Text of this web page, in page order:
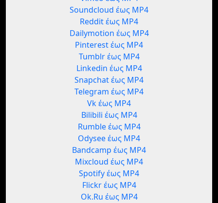
Soundcloud έως MP4
Reddit έως MP4
Dailymotion έως MP4
Pinterest έως MP4
Tumblr έως MP4
Linkedin έως MP4
Snapchat έως MP4
Telegram έως MP4
Vk έως MP4
Bilibili έως MP4
Rumble έως MP4
Odysee έως MP4
Bandcamp έως MP4
Mixcloud έως MP4
Spotify έως MP4
Flickr έως MP4
Ok.Ru έως MP4